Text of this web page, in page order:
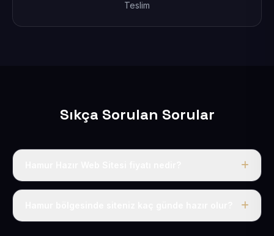
Teslim
Sıkça Sorulan Sorular
Tek fiyat uygulanır: yıllık 50 USD + KDV. Bu bedele alan